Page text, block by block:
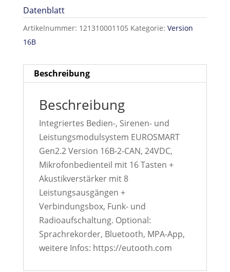
Datenblatt
Artikelnummer: 121310001105 Kategorie: Version
16B
Beschreibung
Beschreibung
Integriertes Bedien-, Sirenen- und
Leistungsmodulsystem EUROSMART
Gen2.2 Version 16B-2-CAN, 24VDC,
Mikrofonbedienteil mit 16 Tasten +
Akustikverstärker mit 8
Leistungsausgängen +
Verbindungsbox, Funk- und
Radioaufschaltung. Optional:
Sprachrekorder, Bluetooth, MPA-App,
weitere Infos: https://eutooth.com